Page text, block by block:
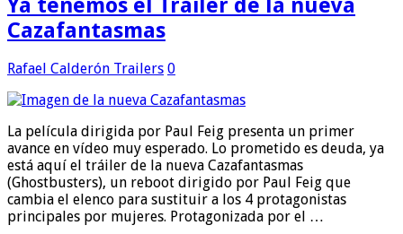
Cazafantasmas
Rafael Calderón Trailers 0
La película dirigida por Paul Feig presenta un primer
avance en vídeo muy esperado. Lo prometido es deuda, ya
está aquí el tráiler de la nueva Cazafantasmas
(Ghostbusters), un reboot dirigido por Paul Feig que
cambia el elenco para sustituir a los 4 protagonistas
principales por mujeres. Protagonizada por el …